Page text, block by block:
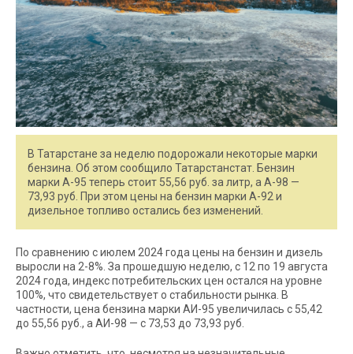
В Татарстане за неделю подорожали некоторые марки
бензина. Об этом сообщило Татарстанстат. Бензин
марки А-95 теперь стоит 55,56 руб. за литр, а А-98 —
73,93 руб. При этом цены на бензин марки А-92 и
дизельное топливо остались без изменений.
По сравнению с июлем 2024 года цены на бензин и дизель
выросли на 2-8%. За прошедшую неделю, с 12 по 19 августа
2024 года, индекс потребительских цен остался на уровне
100%, что свидетельствует о стабильности рынка. В
частности, цена бензина марки АИ-95 увеличилась с 55,42
до 55,56 руб., а АИ-98 — с 73,53 до 73,93 руб.